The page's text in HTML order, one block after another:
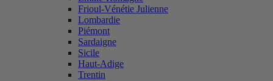
Frioul-Vénétie Julienne
Lombardie
Piémont
Sardaigne
Sicile
Haut-Adige
Trentin